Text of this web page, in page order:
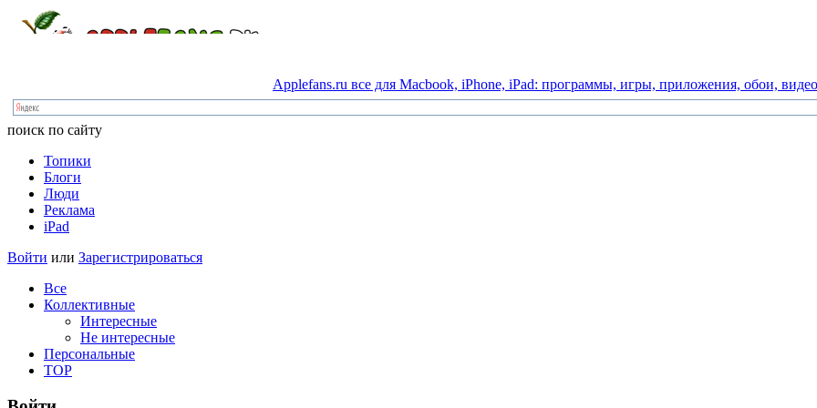
Applefans.ru все для Macbook, iPhone, iPad: программы, игры, приложения, обои, видео
поиск по сайту
Топики
Блоги
Люди
Реклама
iPad
Войти или Зарегистрироваться
Все
Коллективные
Интересные
Не интересные
Персональные
TOP